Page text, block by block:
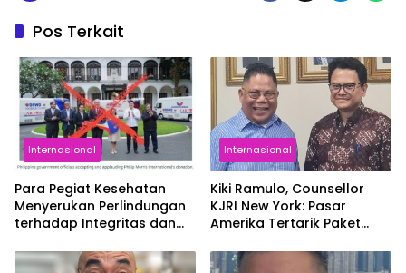
Pos Terkait
Internasional
Para Pegiat Kesehatan
Menyerukan Perlindungan
terhadap Integritas dan
Majelis Kesehatan Dunia
Internasional
Kiki Ramulo, Counsellor
KJRI New York: Pasar
Amerika Tertarik Paket
Bunaken dan Likupang